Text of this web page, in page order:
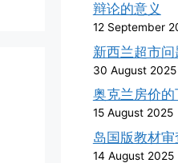
辩论的意义
12 September
新西兰超市
30 August 2025
奥克兰房价
15 August 2025
岛国版教材审
14 August 2025